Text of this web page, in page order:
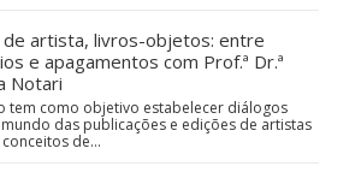
de artista, livros-objetos: entre
e apagamentos com Prof.ª Dr.ª
Notari
tem como objetivo estabelecer diálogos
das publicações e edições de artistas
de…